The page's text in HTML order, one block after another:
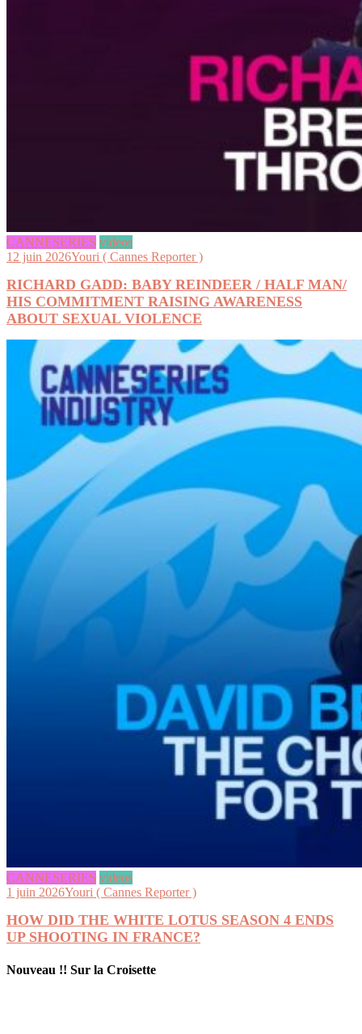
CANNESERIES videos
12 juin 2026Youri ( Cannes Reporter )
RICHARD GADD: BABY REINDEER / HALF MAN/
HIS COMMITMENT RAISING AWARENESS
ABOUT SEXUAL VIOLENCE
CANNESERIES videos
1 juin 2026Youri ( Cannes Reporter )
HOW DID THE WHITE LOTUS SEASON 4 ENDS
UP SHOOTING IN FRANCE?
Nouveau !! Sur la Croisette